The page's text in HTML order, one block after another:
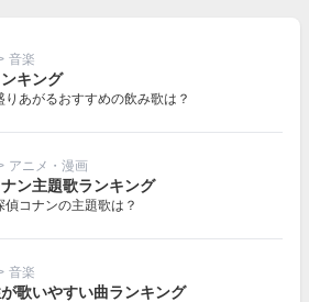
音楽
キング
りあがるおすすめの飲み歌は？
アニメ・漫画
ン主題歌ランキング
偵コナンの主題歌は？
音楽
歌いやすい曲ランキング